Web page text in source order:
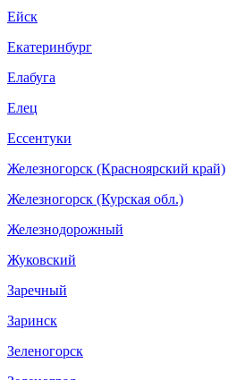
Ейск
Екатеринбург
Елабуга
Елец
Ессентуки
Железногорск (Красноярский край)
Железногорск (Курская обл.)
Железнодорожный
Жуковский
Заречный
Заринск
Зеленогорск